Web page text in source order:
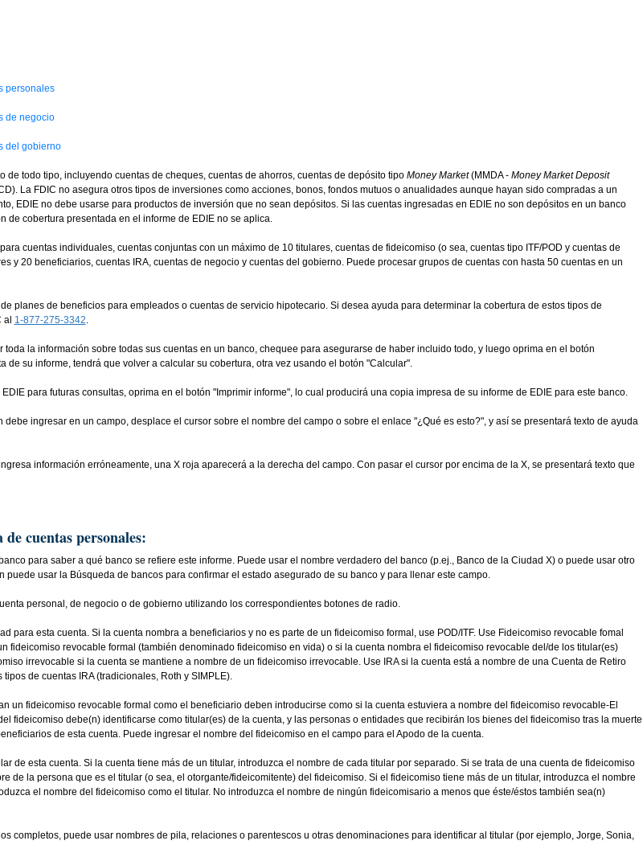
personales
de negocio
del gobierno
de todo tipo, incluyendo cuentas de cheques, cuentas de ahorros, cuentas de depósito tipo Money Market(MMDA - Money Market Deposit
La FDIC no asegura otros tipos de inversiones como acciones, bonos, fondos mutuos o anualidades aunque hayan sido compradas a un
EDIE no debe usarse para productos de inversión que no sean depósitos. Si las cuentas ingresadas en EDIE no son depósitos en un banco
de cobertura presentada en el informe de EDIE no se aplica.
cuentas individuales, cuentas conjuntas con un máximo de 10 titulares, cuentas de fideicomiso (o sea, cuentas tipo ITF/POD y cuentas de
y 20 beneficiarios, cuentas IRA, cuentas de negocio y cuentas del gobierno. Puede procesar grupos de cuentas con hasta 50 cuentas en un
planes de beneficios para empleados o cuentas de servicio hipotecario. Si desea ayuda para determinar la cobertura de estos tipos de
al 1-877-275-3342.
la información sobre todas sus cuentas en un banco, chequee para asegurarse de haber incluido todo, y luego oprima en el botón
de su informe, tendrá que volver a calcular su cobertura, otra vez usando el botón "Calcular".
para futuras consultas, oprima en el botón "Imprimir informe", lo cual producirá una copia impresa de su informe de EDIE para este banco.
ingresar en un campo, desplace el cursor sobre el nombre del campo o sobre el enlace "¿Qué es esto?", y así se presentará texto de ayuda
información erróneamente, una X roja aparecerá a la derecha del campo. Con pasar el cursor por encima de la X, se presentará texto que
cuentas personales:
para saber a qué banco se refiere este informe. Puede usar el nombre verdadero del banco (p.ej., Banco de la Ciudad X) o puede usar otro
puede usar la Búsqueda de bancos para confirmar el estado asegurado de su banco y para llenar este campo.
personal, de negocio o de gobierno utilizando los correspondientes botones de radio.
para esta cuenta. Si la cuenta nombra a beneficiarios y no es parte de un fideicomiso formal, use POD/ITF. Use Fideicomiso revocable fomal
fideicomiso revocable formal (también denominado fideicomiso en vida) o si la cuenta nombra el fideicomiso revocable del/de los titular(es)
irrevocable si la cuenta se mantiene a nombre de un fideicomiso irrevocable. Use IRA si la cuenta está a nombre de una Cuenta de Retiro
de cuentas IRA (tradicionales, Roth y SIMPLE).
un fideicomiso revocable formal como el beneficiario deben introducirse como si la cuenta estuviera a nombre del fideicomiso revocable-El
fideicomiso debe(n) identificarse como titular(es) de la cuenta, y las personas o entidades que recibirán los bienes del fideicomiso tras la muerte
de esta cuenta. Puede ingresar el nombre del fideicomiso en el campo para el Apodo de la cuenta.
de esta cuenta. Si la cuenta tiene más de un titular, introduzca el nombre de cada titular por separado. Si se trata de una cuenta de fideicomiso
de la persona que es el titular (o sea, el otorgante/fideicomitente) del fideicomiso. Si el fideicomiso tiene más de un titular, introduzca el nombre
el nombre del fideicomiso como el titular. No introduzca el nombre de ningún fideicomisario a menos que éste/éstos también sea(n)
completos, puede usar nombres de pila, relaciones o parentescos u otras denominaciones para identificar al titular (por ejemplo, Jorge, Sonia,